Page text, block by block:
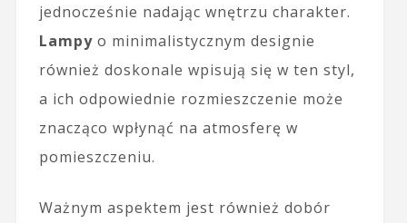
jednocześnie nadając wnętrzu charakter.
Lampyo minimalistycznym designie
również doskonale wpisują się w ten styl,
a ich odpowiednie rozmieszczenie może
znacząco wpłynąć na atmosferę w
pomieszczeniu.
Ważnym aspektem jest również dobór